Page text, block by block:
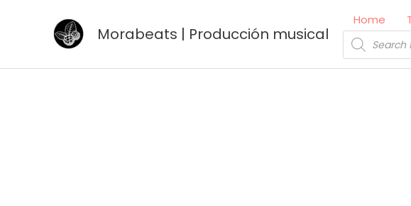
Morabeats | Producción musical
Home
Búsqueda
de
productos